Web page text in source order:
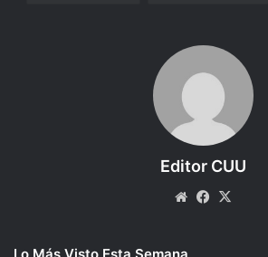
Editor CUU
WebsiteFacebook
Lo Más Visto Esta Semana